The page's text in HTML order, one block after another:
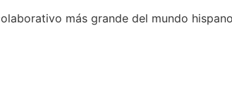
más grande del mundo